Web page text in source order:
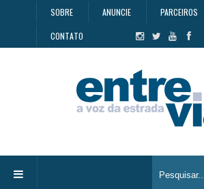
SOBRE ANUNCIE PARCEIROS
CONTATO